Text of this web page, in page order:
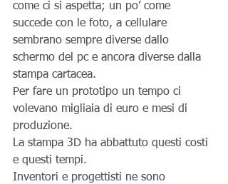
come ci si aspetta; un po’ come
succede con le foto, a cellulare
sembrano sempre diverse dallo
schermo del pc e ancora diverse dalla
stampa cartacea.
Per fare un prototipo un tempo ci
volevano migliaia di euro e mesi di
produzione.
La stampa 3D ha abbattuto questi costi
e questi tempi.
Inventori e progettisti ne sono